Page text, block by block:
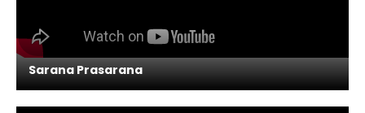
Sarana Prasarana